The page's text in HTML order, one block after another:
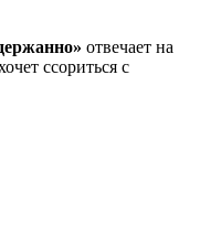
отвечает на
ссориться с